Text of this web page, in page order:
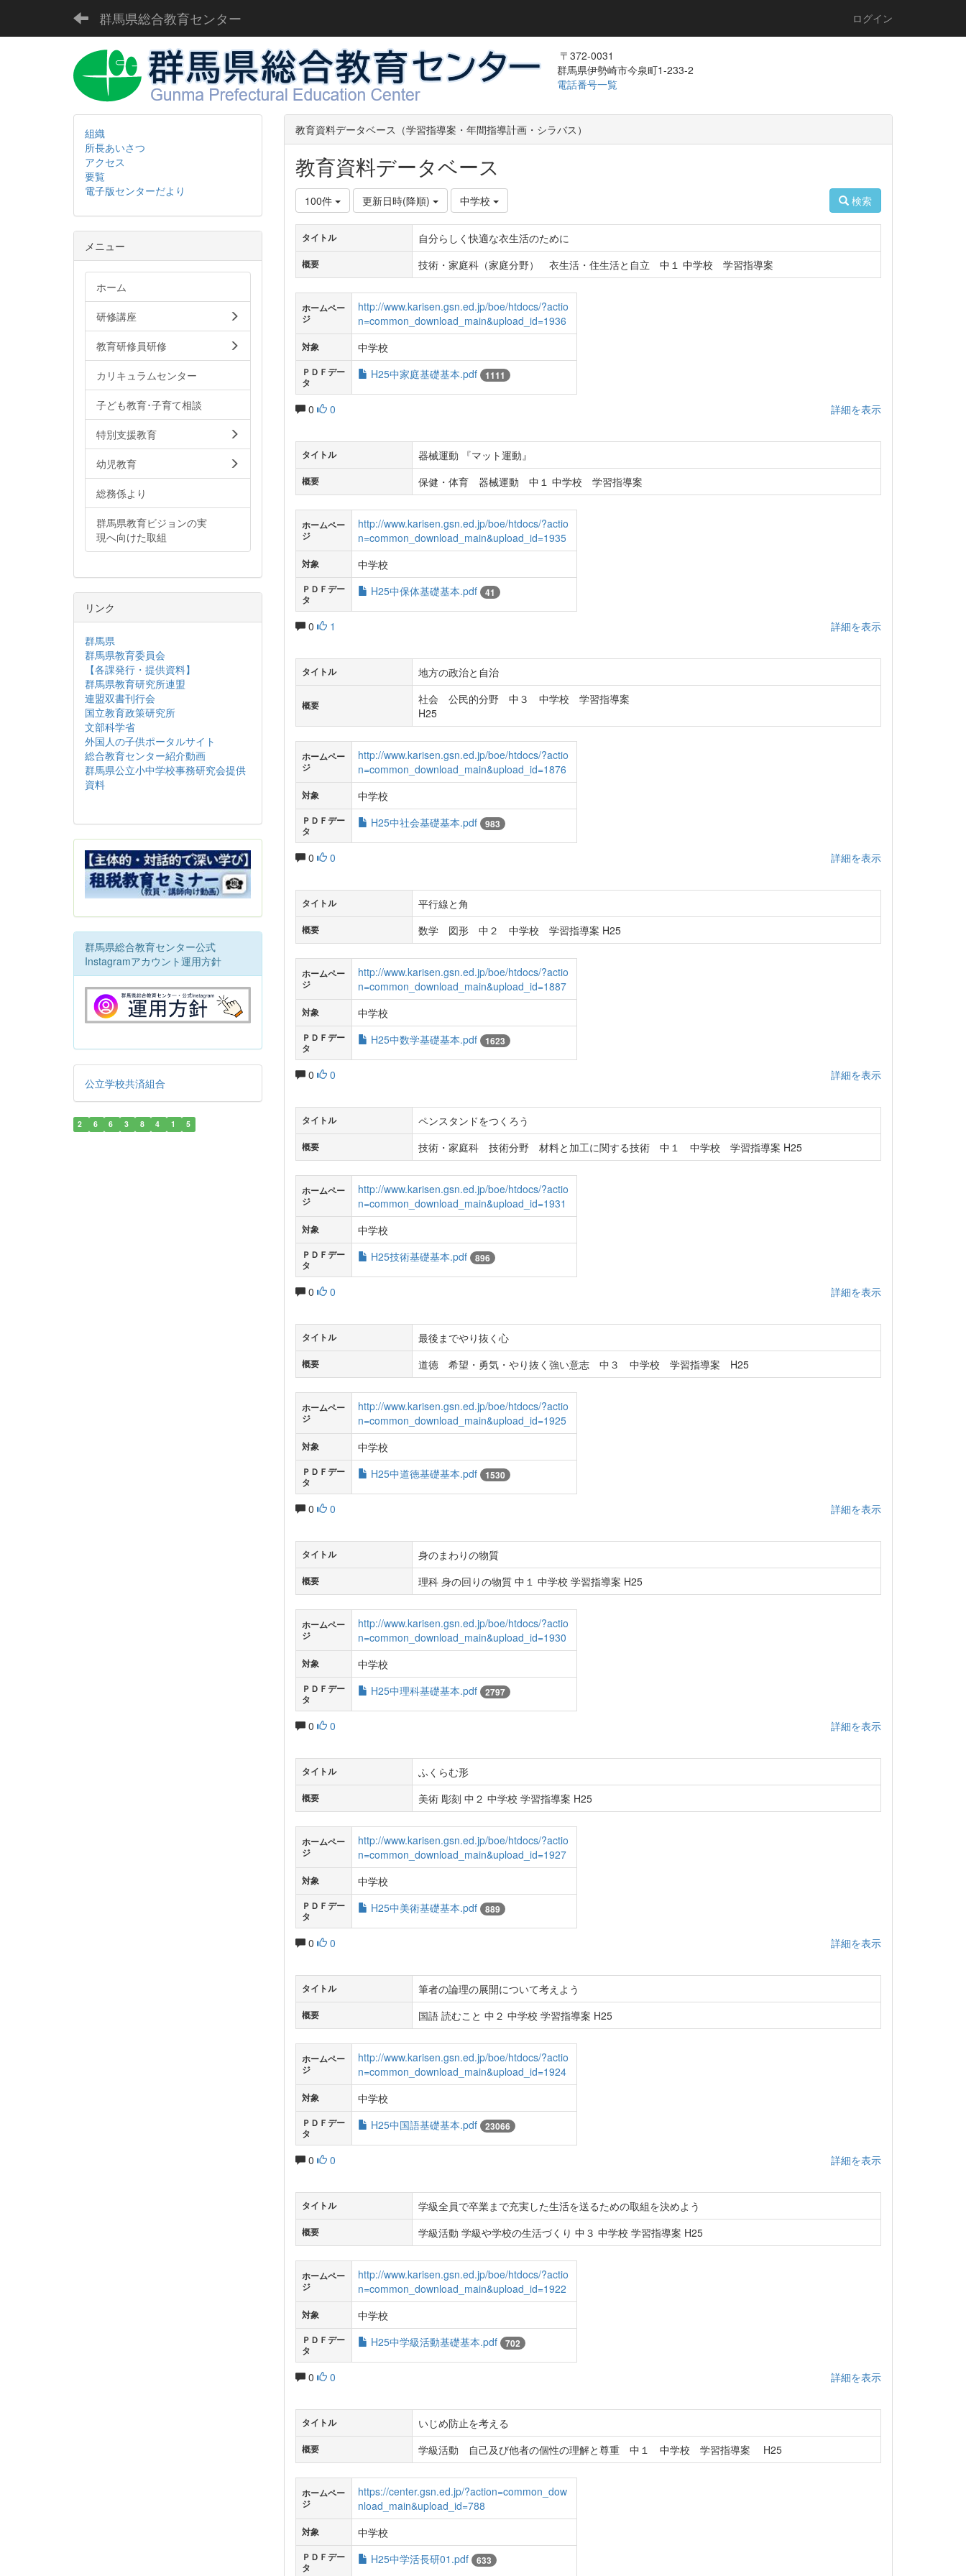
群馬県総合教育センター ログイン
〒372-0031
群馬県伊勢崎市今泉町1-233-2
電話番号一覧
教育資料データベース（学習指導案・年間指導計画・シラバス）
教育資料データベース
100件 更新日時(降順) 中学校 検索
タイトル 自分らしく快適な衣生活のために
概要 技術・家庭科（家庭分野） 衣生活・住生活と自立 中１ 中学校 学習指導案
ホームペー
ジ
http://www.karisen.gsn.ed.jp/boe/htdocs/?actio
n=common_download_main&upload_id=1936
対象 中学校
ＰＤＦデー
タ
H25中家庭基礎基本.pdf 1111
0 0 詳細を表示
タイトル 器械運動 『マット運動』
概要 保健・体育 器械運動 中１ 中学校 学習指導案
ホームペー
ジ
http://www.karisen.gsn.ed.jp/boe/htdocs/?actio
n=common_download_main&upload_id=1935
対象 中学校
ＰＤＦデー
タ
H25中保体基礎基本.pdf 41
0 1 詳細を表示
タイトル 地方の政治と自治
概要
社会 公民的分野 中３ 中学校 学習指導案
H25
ホームペー
ジ
http://www.karisen.gsn.ed.jp/boe/htdocs/?actio
n=common_download_main&upload_id=1876
対象 中学校
ＰＤＦデー
タ
H25中社会基礎基本.pdf 983
0 0 詳細を表示
タイトル 平行線と角
概要 数学 図形 中２ 中学校 学習指導案 H25
ホームペー
ジ
http://www.karisen.gsn.ed.jp/boe/htdocs/?actio
n=common_download_main&upload_id=1887
対象 中学校
ＰＤＦデー
タ
H25中数学基礎基本.pdf 1623
0 0 詳細を表示
タイトル ペンスタンドをつくろう
概要 技術・家庭科 技術分野 材料と加工に関する技術 中１ 中学校 学習指導案 H25
ホームペー
ジ
http://www.karisen.gsn.ed.jp/boe/htdocs/?actio
n=common_download_main&upload_id=1931
対象 中学校
ＰＤＦデー
タ
H25技術基礎基本.pdf 896
0 0 詳細を表示
タイトル 最後までやり抜く心
概要 道徳 希望・勇気・やり抜く強い意志 中３ 中学校 学習指導案 H25
ホームペー
ジ
http://www.karisen.gsn.ed.jp/boe/htdocs/?actio
n=common_download_main&upload_id=1925
対象 中学校
ＰＤＦデー
タ
H25中道徳基礎基本.pdf 1530
0 0 詳細を表示
タイトル 身のまわりの物質
概要 理科 身の回りの物質 中１ 中学校 学習指導案 H25
ホームペー
ジ
http://www.karisen.gsn.ed.jp/boe/htdocs/?actio
n=common_download_main&upload_id=1930
対象 中学校
ＰＤＦデー
タ
H25中理科基礎基本.pdf 2797
0 0 詳細を表示
タイトル ふくらむ形
概要 美術 彫刻 中２ 中学校 学習指導案 H25
ホームペー
ジ
http://www.karisen.gsn.ed.jp/boe/htdocs/?actio
n=common_download_main&upload_id=1927
対象 中学校
ＰＤＦデー
タ
H25中美術基礎基本.pdf 889
0 0 詳細を表示
タイトル 筆者の論理の展開について考えよう
概要 国語 読むこと 中２ 中学校 学習指導案 H25
ホームペー
ジ
http://www.karisen.gsn.ed.jp/boe/htdocs/?actio
n=common_download_main&upload_id=1924
対象 中学校
ＰＤＦデー
タ
H25中国語基礎基本.pdf 23066
0 0 詳細を表示
タイトル 学級全員で卒業まで充実した生活を送るための取組を決めよう
概要 学級活動 学級や学校の生活づくり 中３ 中学校 学習指導案 H25
ホームペー
ジ
http://www.karisen.gsn.ed.jp/boe/htdocs/?actio
n=common_download_main&upload_id=1922
対象 中学校
ＰＤＦデー
タ
H25中学級活動基礎基本.pdf 702
0 0 詳細を表示
タイトル いじめ防止を考える
概要 学級活動 自己及び他者の個性の理解と尊重 中１ 中学校 学習指導案 H25
ホームペー
ジ
https://center.gsn.ed.jp/?action=common_dow
nload_main&upload_id=788
対象 中学校
ＰＤＦデー
タ
H25中学活長研01.pdf 633
組織
所長あいさつ
アクセス
要覧
電子版センターだより
メニュー
ホーム
研修講座
教育研修員研修
カリキュラムセンター
子ども教育･子育て相談
特別支援教育
幼児教育
総務係より
群馬県教育ビジョンの実
現へ向けた取組
リンク
群馬県
群馬県教育委員会
【各課発行・提供資料】
群馬県教育研究所連盟
連盟双書刊行会
国立教育政策研究所
文部科学省
外国人の子供ポータルサイト
総合教育センター紹介動画
群馬県公立小中学校事務研究会提供
資料
群馬県総合教育センター公式
Instagramアカウント運用方針
公立学校共済組合
2 6 6 3 8 4 1 5